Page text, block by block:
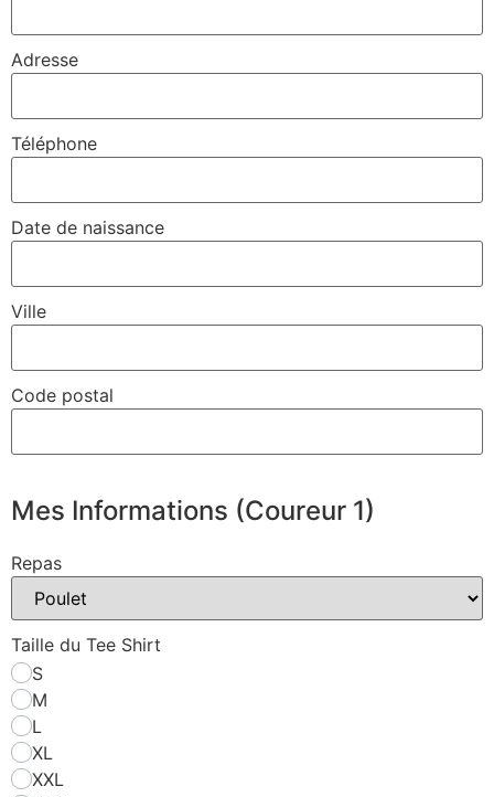
Adresse
Téléphone
Date de naissance
Ville
Code postal
Mes Informations (Coureur 1)
Repas
Taille du Tee Shirt
S
M
L
XL
XXL